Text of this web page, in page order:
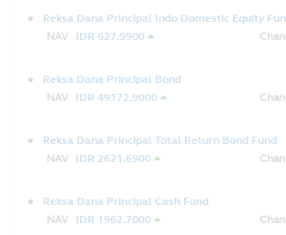
Reksa Dana Principal Indo Domestic Equity
NAV
IDR 627.9900
Reksa Dana Principal Bond
NAV
IDR 49172.9000
Reksa Dana Principal Total Return Bond Fund
NAV
IDR 2621.6900
Reksa Dana Principal Cash Fund
NAV
IDR 1962.7000